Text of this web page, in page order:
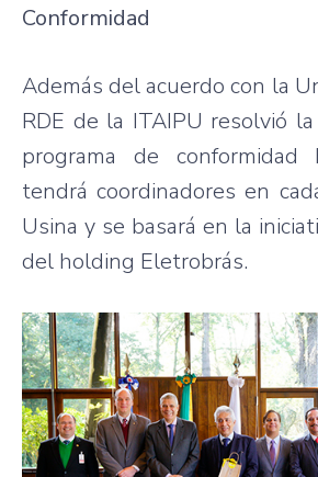
Conformidad
Además del acuerdo con la
RDE de la ITAIPU resolvió
programa de conformidad
tendrá coordinadores en
Usina y se basará en la
del holding Eletrobrás.